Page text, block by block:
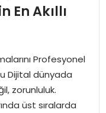
En Akıllı
Profesyonel
Dijital dünyada
zorunluluk.
üst sıralarda